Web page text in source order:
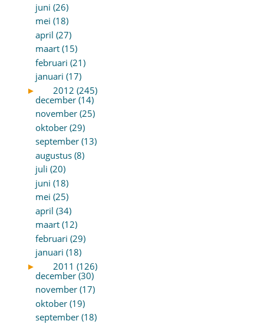
juni (26)
mei (18)
april (27)
maart (15)
februari (21)
januari (17)
►
2012 (245)
december (14)
november (25)
oktober (29)
september (13)
augustus (8)
juli (20)
juni (18)
mei (25)
april (34)
maart (12)
februari (29)
januari (18)
►
2011 (126)
december (30)
november (17)
oktober (19)
september (18)